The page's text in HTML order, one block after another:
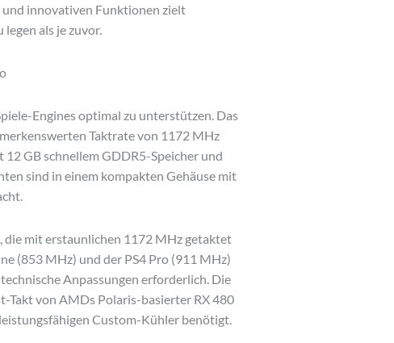
innovativen Funktionen zielt
als je zuvor.
Engines optimal zu unterstützen. Das
Taktrate von 1172 MHz
GB schnellem GDDR5-Speicher und
sind in einem kompakten Gehäuse mit
mit erstaunlichen 1172 MHz getaktet
(853 MHz) und der PS4 Pro (911 MHz)
Anpassungen erforderlich. Die
Takt von AMDs Polaris-basierter RX 480
Custom-Kühler benötigt.